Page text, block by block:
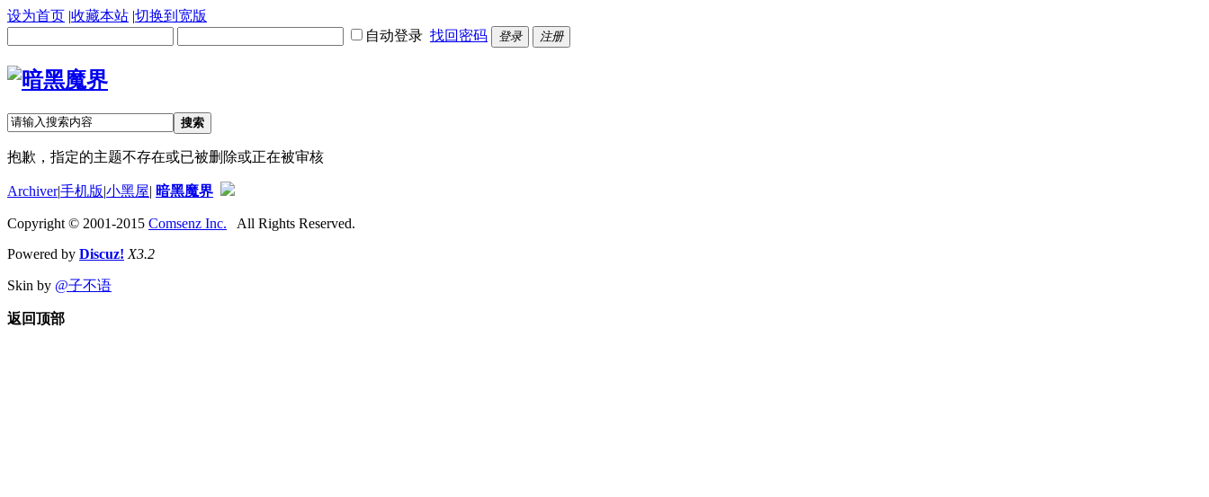
设为首页 |收藏本站 |切换到宽版
自动登录 找回密码 登录 注册
搜索
抱歉，指定的主题不存在或已被删除或正在被审核
Archiver|手机版|小黑屋| 暗黑魔界
Copyright © 2001-2015 Comsenz Inc. All Rights Reserved.
Powered by Discuz! X3.2
Skin by @子不语
返回顶部